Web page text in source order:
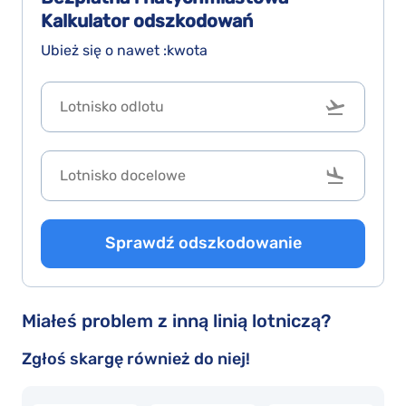
Kalkulator odszkodowań
Ubież się o nawet :kwota
Sprawdź odszkodowanie
Miałeś problem z inną linią lotniczą?
Zgłoś skargę również do niej!